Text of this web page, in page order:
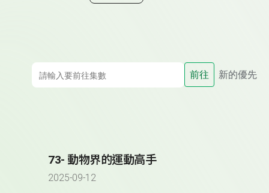
前往 新的優先
73- 動物界的運動高手
2025-09-12